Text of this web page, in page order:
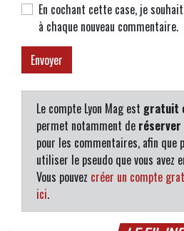
En cochant cette case, je
à chaque nouveau commentaire.
Le compte Lyon Mag est gratuit
permet notamment de réserver
pour les commentaires, afin que
utiliser le pseudo que vous avez
Vous pouvez créer un compte
ici.